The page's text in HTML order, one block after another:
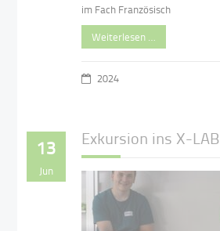
im Fach Französisch
Weiterlesen …
2024
13
Jun
Exkursion ins X-LAB